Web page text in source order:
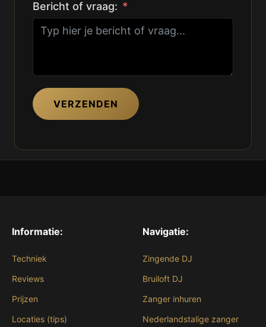
Bericht of vraag:
VERZENDEN
Informatie:
Techniek
Reviews
Prijzen
Locaties (tips)
Navigatie:
Zingende DJ
Bruiloft DJ
Zanger inhuren
Nederlandstalige zanger